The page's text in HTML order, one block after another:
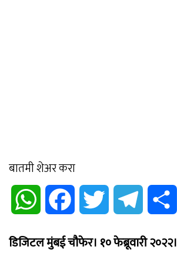
बातमी शेअर करा
WhatsApp Facebook Twitter Telegram
डिजिटल मुंबई चौफेर। १० फेब्रूवारी २०२२।